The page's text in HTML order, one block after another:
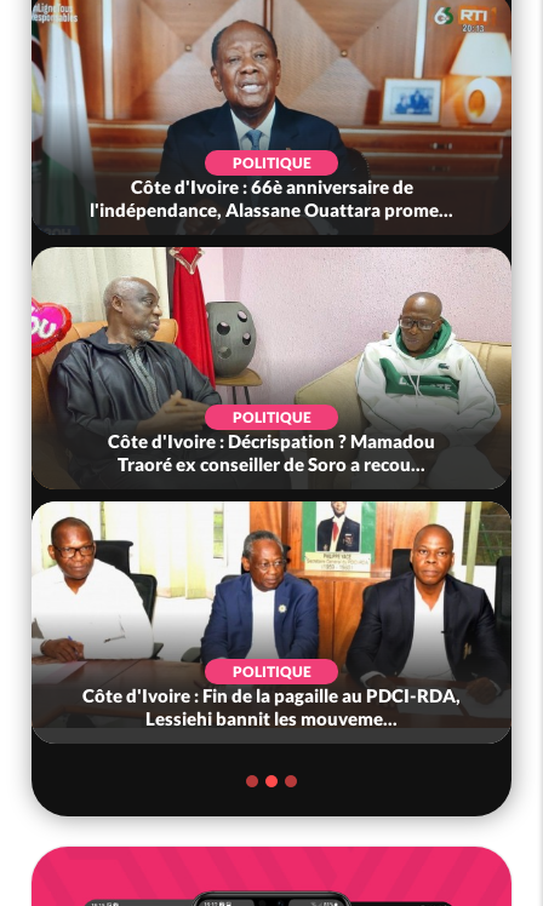
POLITIQUE
Côte d'Ivoire : 66è anniversaire de
l'indépendance, Alassane Ouattara prome...
POLITIQUE
Côte d'Ivoire : Décrispation ? Mamadou
Traoré ex conseiller de Soro a recou...
POLITIQUE
Côte d'Ivoire : Fin de la pagaille au PDCI-RDA,
Lessiehi bannit les mouveme...